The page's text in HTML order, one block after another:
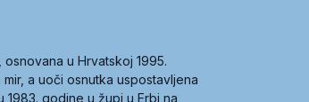
u Hrvatskoj 1995.
a uoči osnutka uspostavljena
1983. godine u župi u Erbi na